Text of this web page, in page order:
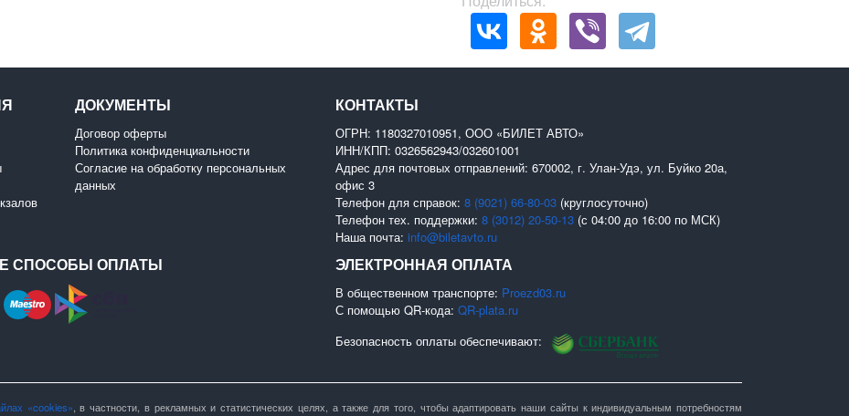
ДОКУМЕНТЫ
Договор оферты
Политика конфиденциальности
Согласие на обработку персональных
данных
КОНТАКТЫ
ОГРН: 1180327010951, ООО «БИЛЕТ АВТО»
ИНН/КПП: 0326562943/032601001
Адрес для почтовых отправлений: 670002, г. Улан-Удэ, ул. Буйко 20а,
офис 3
Телефон для справок: 8 (9021) 66-80-03 (круглосуточно)
Телефон тех. поддержки: 8 (3012) 20-50-13 (с 04:00 до 16:00 по МСК)
Наша почта: info@biletavto.ru
СПОСОБЫ ОПЛАТЫ ЭЛЕКТРОННАЯ ОПЛАТА
В общественном транспорте: Proezd03.ru
С помощью QR-кода: QR-plata.ru
Безопасность оплаты обеспечивают:
«cookies» , в частности, в рекламных и статистических целях, а также для того, чтобы адаптировать наши сайты к индивидуальным потребностям